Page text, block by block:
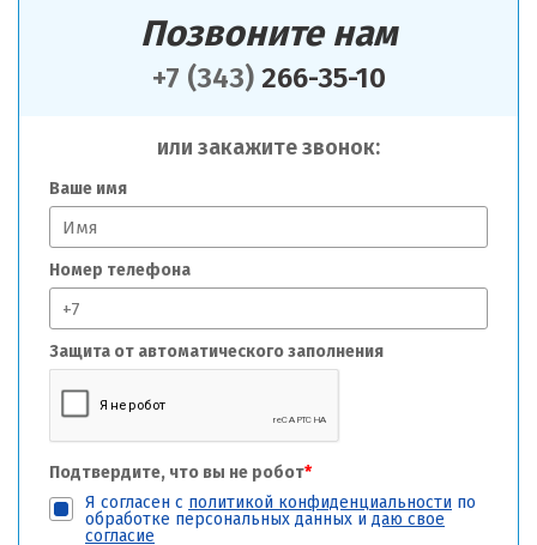
Позвоните нам
+7 (343)266-35-10
или закажите звонок:
Ваше имя
Номер телефона
Защита от автоматического заполнения
Подтвердите, что вы не робот*
Я согласен с политикой конфиденциальности по
обработке персональных данных и даю свое
согласие